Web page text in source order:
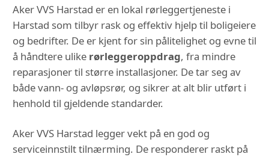
Aker VVS Harstad er en lokal rørleggertjeneste i
Harstad som tilbyr rask og effektiv hjelp til boligeiere
og bedrifter. De er kjent for sin pålitelighet og evne til
å håndtere ulike rørleggeroppdrag, fra mindre
reparasjoner til større installasjoner. De tar seg av
både vann- og avløpsrør, og sikrer at alt blir utført i
henhold til gjeldende standarder.
Aker VVS Harstad legger vekt på en god og
serviceinnstilt tilnærming. De responderer raskt på